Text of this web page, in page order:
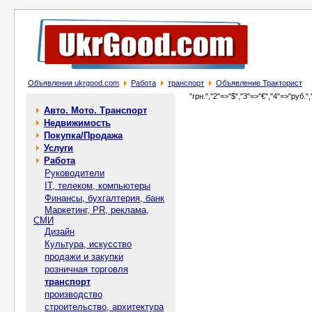
Объявления ukrgood.com Работа транспорт Объявление Тракторист
Авто. Мото. Транспорт
Недвижимость
Покупка/Продажа
Услуги
Работа
Руководители
IT, телеком, компьютеры
Финансы, бухгалтерия, банк
Маркетинг, PR, реклама,
СМИ
Дизайн
Культура, искусство
продажи и закупки
розничная торговля
транспорт
производство
строительство, архитектура